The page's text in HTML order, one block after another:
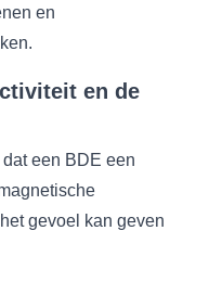
en
en de
een BDE een
gevoel kan geven